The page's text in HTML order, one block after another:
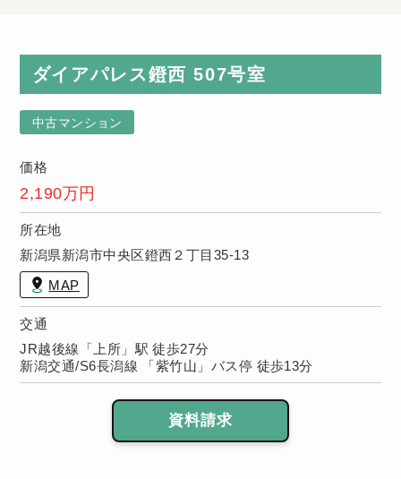
優先致します
められた、安
ダイアパレス鐙西 507号室
中古マンション
価格
2,190万円
所在地
新潟県新潟市中央区鐙西２丁目35-13
MAP
交通
JR越後線「上所」駅 徒歩27分
新潟交通/S6長潟線 「紫竹山」バス停 徒歩13分
資料請求